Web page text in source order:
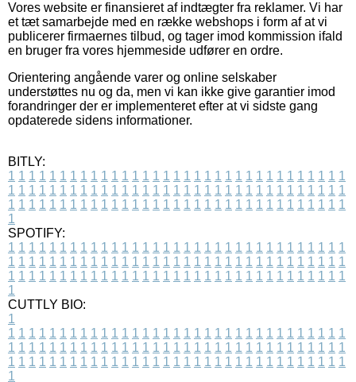
Vores website er finansieret af indtægter fra reklamer. Vi har
et tæt samarbejde med en række webshops i form af at vi
publicerer firmaernes tilbud, og tager imod kommission ifald
en bruger fra vores hjemmeside udfører en ordre.
Orientering angående varer og online selskaber
understøttes nu og da, men vi kan ikke give garantier imod
forandringer der er implementeret efter at vi sidste gang
opdaterede sidens informationer.
BITLY:
1 1 1 1 1 1 1 1 1 1 1 1 1 1 1 1 1 1 1 1 1 1 1 1 1 1 1 1 1 1 1 1 1
1 1 1 1 1 1 1 1 1 1 1 1 1 1 1 1 1 1 1 1 1 1 1 1 1 1 1 1 1 1 1 1 1
1 1 1 1 1 1 1 1 1 1 1 1 1 1 1 1 1 1 1 1 1 1 1 1 1 1 1 1 1 1 1 1 1
1
SPOTIFY:
1 1 1 1 1 1 1 1 1 1 1 1 1 1 1 1 1 1 1 1 1 1 1 1 1 1 1 1 1 1 1 1 1
1 1 1 1 1 1 1 1 1 1 1 1 1 1 1 1 1 1 1 1 1 1 1 1 1 1 1 1 1 1 1 1 1
1 1 1 1 1 1 1 1 1 1 1 1 1 1 1 1 1 1 1 1 1 1 1 1 1 1 1 1 1 1 1 1 1
1
CUTTLY BIO:
1
1 1 1 1 1 1 1 1 1 1 1 1 1 1 1 1 1 1 1 1 1 1 1 1 1 1 1 1 1 1 1 1 1
1 1 1 1 1 1 1 1 1 1 1 1 1 1 1 1 1 1 1 1 1 1 1 1 1 1 1 1 1 1 1 1 1
1 1 1 1 1 1 1 1 1 1 1 1 1 1 1 1 1 1 1 1 1 1 1 1 1 1 1 1 1 1 1 1 1
1